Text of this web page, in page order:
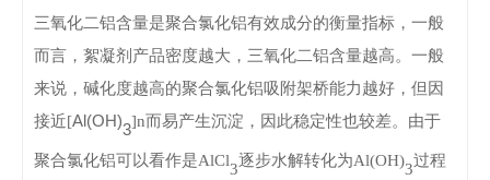
三氧化二铝含量是聚合氯化铝有效成分的衡量指标，一般
而言，絮凝剂产品密度越大，三氧化二铝含量越高。一般
来说，碱化度越高的聚合氯化铝吸附架桥能力越好，但因
接近[Al(OH)
3
]n而易产生沉淀，因此稳定性也较差。 由于
聚合氯化铝可以看作是AlCl
3
逐步水解转化为Al(OH)
3
过程